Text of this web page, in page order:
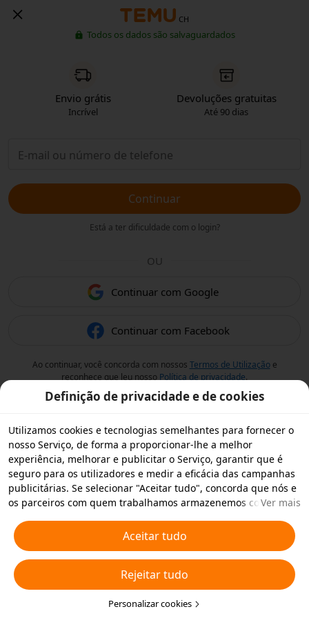
CH
Todos os dados são salvaguardados
Envio grátis
Incrível
Devoluções gratuitas
Até 90 dias
Continuar
Está a ter dificuldade com o login?
OU
Continuar com Google
Continuar com Facebook
Ao continuar, você concorda com nossos Termos de Utilizaçãoe
reconhece que leu nosso Política de privacidade.
Definição de privacidade e de cookies
Utilizamos cookies e tecnologias semelhantes para fornecer o
nosso Serviço, de forma a proporcionar-lhe a melhor
experiência, melhorar e publicitar o Serviço, garantir que é
seguro para os utilizadores e medir a eficácia das campanhas
publicitárias. Se selecionar "Aceitar tudo", concorda que nós e
os parceiros com quem trabalhamos armazenemos cookies e
publicitários. Também pode "Rejeitar todos" os cookies não
essenciais ou escolher os tipos de cookies que pretende
aceitar ou desativar clicando em "Personalizar cookies" abaixo
ou em qualquer altura nas suas definições de privacidade.
Para obter mais informações, consulte a nossaPolítica relativa
a Cookies e Tecnologias Semelhantes.
Ver mais
Aceitar tudo
Rejeitar tudo
Personalizar cookies